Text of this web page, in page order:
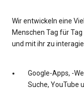
Wir entwickeln eine
Menschen Tag für
und mit ihr zu
Google-Apps, -
Suche, YouTube